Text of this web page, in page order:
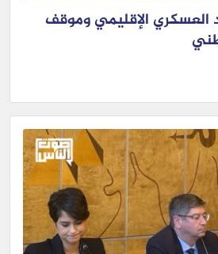
العسكري الإقليمي وموقف